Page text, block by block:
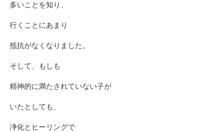
多いことを知り、
行くことにあまり
抵抗がなくなりました。
そして、もしも
精神的に満たされていない子が
いたとしても、
浄化とヒーリングで